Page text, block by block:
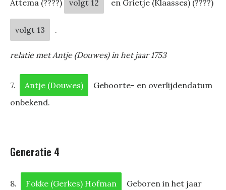
Attema (????) volgt 12 en Grietje (Klaasses) (????)
volgt 13 .
relatie met Antje (Douwes) in het jaar 1753
7. Antje (Douwes)
Geboorte- en overlijdendatum
onbekend.
Generatie 4
8. Fokke (Gerkes) Hofman Geboren in het jaar